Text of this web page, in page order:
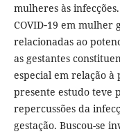
mulheres às
COVID‐19 em
relacionadas ao
as gestantes
especial em relação à
presente estudo teve
repercussões da
gestação. Buscou-se